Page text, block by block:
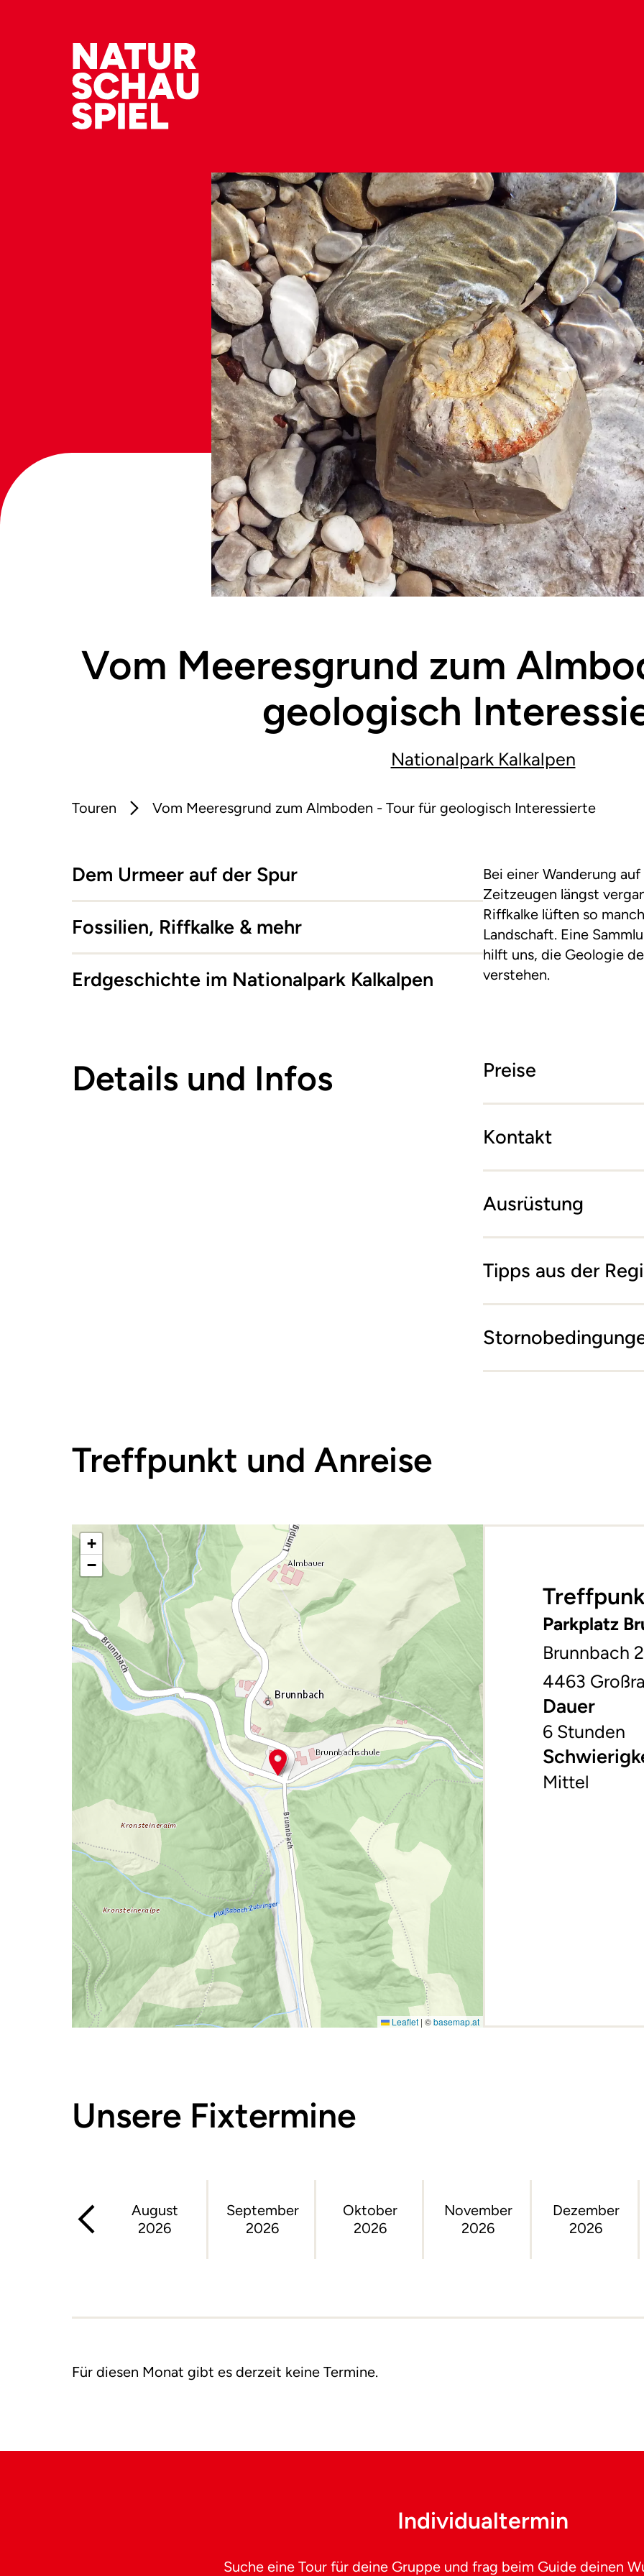
Vom Meeresgrund zum
geologisch
Nationalpark Kalkalpen
Touren Vom Meeresgrund zum Almboden - Tour für geologisch Interessierte
Dem Urmeer auf der Spur
Fossilien, Riffkalke & mehr
Erdgeschichte im Nationalpark Kalkalpen
Bei einer Wanderung
Zeitzeugen längst
Riffkalke lüften so
Landschaft. Eine
hilft uns, die Geologie
verstehen.
Details und Infos Preise
Kontakt
Ausrüstung
Tipps aus der
Treffpunkt und Anreise
+
−
Leaflet | ©basemap.at
Parkplatz
Brunnbach
4463
Dauer
6 Stunden
Mittel
Unsere Fixtermine
August
2026
September
2026
Oktober
2026
November
2026
Dezember
2026
Für diesen Monat gibt es derzeit keine Termine.
Individualtermin
Suche eine Tour für deine Gruppe und frag beim Guide deinen